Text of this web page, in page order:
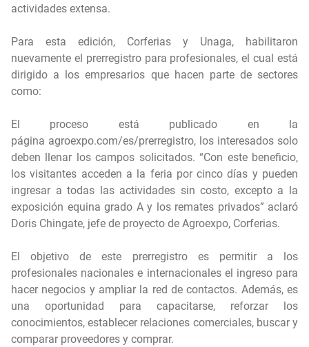
actividades extensa.
Para esta edición, Corferias y Unaga, habilitaron
nuevamente el prerregistro para profesionales, el cual está
dirigido a los empresarios que hacen parte de sectores
como:
El proceso está publicado en la
página agroexpo.com/es/prerregistro, los interesados solo
deben llenar los campos solicitados. “Con este beneficio,
los visitantes acceden a la feria por cinco días y pueden
ingresar a todas las actividades sin costo, excepto a la
exposición equina grado A y los remates privados” aclaró
Doris Chingate, jefe de proyecto de Agroexpo, Corferias.
El objetivo de este prerregistro es permitir a los
profesionales nacionales e internacionales el ingreso para
hacer negocios y ampliar la red de contactos. Además, es
una oportunidad para capacitarse, reforzar los
conocimientos, establecer relaciones comerciales, buscar y
comparar proveedores y comprar.